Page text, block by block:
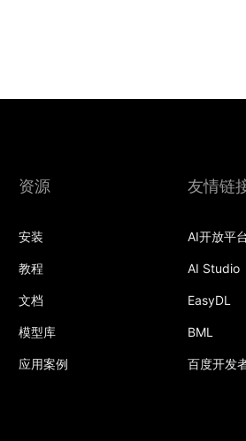
资源
安装
教程
文档
模型库
应用案例
友情链
AI开放平
AI Studio
EasyDL
BML
百度开发